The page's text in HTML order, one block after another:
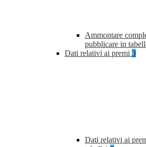
Ammontare
pubblicare in
Dati relativi ai premi 3
Dati relativi ai